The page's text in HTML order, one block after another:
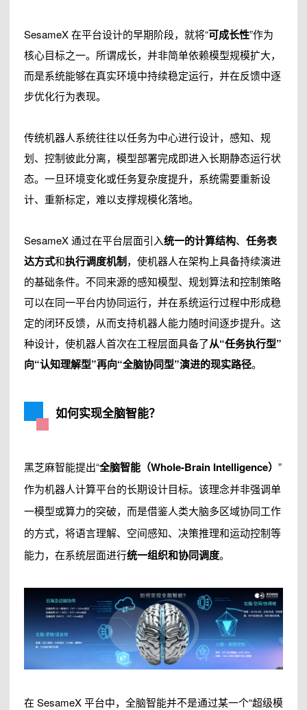
SesameX 在平台设计的早期阶段，就将“可成长性”作为
核心目标之一。所谓成长，并非简单依赖模型规模扩大，
而是系统能够在真实环境中持续稳定运行，并在反馈中逐
步优化行为表现。
传统机器人系统往往以任务为中心进行设计，感知、规
划、控制彼此分离，模型部署完成即进入长期静态运行状
态。一旦环境变化或任务复杂度提升，系统需要重新设
计、重新标定，难以支撑规模化落地。
SesameX 通过在平台层面引入统一的计算结构、 任务表
达方式和执行调度机制，使机器人在架构上具备持续演进
的基础条件。不同来源的感知模型、规划算法和控制策略
可以在同一平台内协同运行，并在系统运行过程中形成稳
定的闭环反馈，从而支持机器人能力随时间逐步提升。这
种设计，使机器人首次在工程层面具备了从“任务执行型”
向“认知理解型”再向“全脑协同型”演进的现实路径。
如何实现全脑智能？
黑芝麻智能提出“全脑智能（Whole-Brain Intelligence） ”
作为机器人计算平台的长期设计目标。该理念并非强调单
一模型或算力的突破，而是借鉴人类大脑多区域协同工作
的方式，将语言理解、空间感知、决策推理和运动控制等
能力，在系统层面进行统一组织和协同调度。
在 SesameX 平台中，全脑智能并不是通过某一个“超级模